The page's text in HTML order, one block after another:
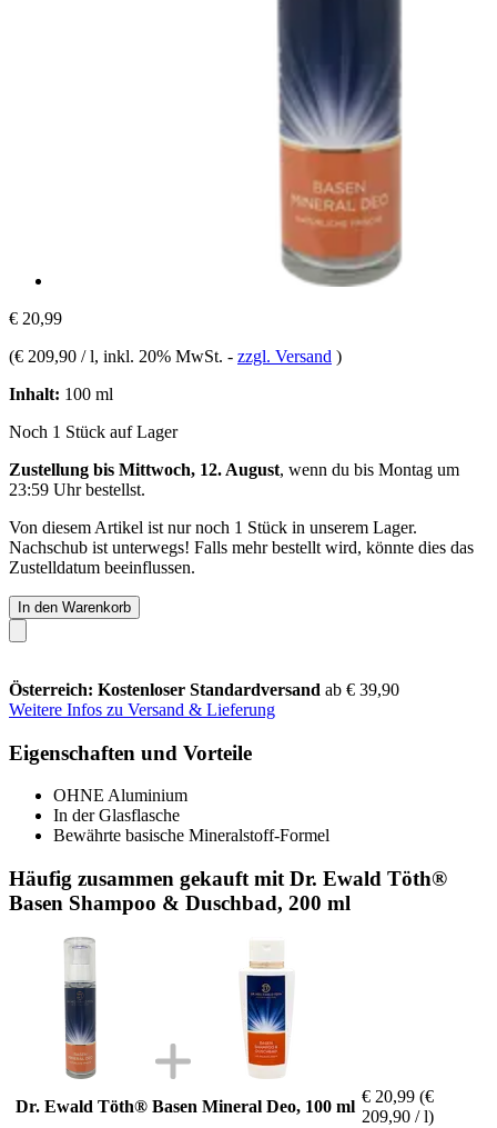
€ 20,99
(€ 209,90 / l, inkl. 20% MwSt. - zzgl. Versand )
Inhalt: 100 ml
Noch 1 Stück auf Lager
Zustellung bis Mittwoch, 12. August, wenn du bis Montag um
23:59 Uhrbestellst.
Von diesem Artikel ist nur noch 1 Stück in unserem Lager.
Nachschub ist unterwegs! Falls mehr bestellt wird, könnte dies das
Zustelldatum beeinflussen.
In den Warenkorb
Österreich: Kostenloser Standardversand ab € 39,90
Weitere Infos zu Versand & Lieferung
Eigenschaften und Vorteile
OHNE Aluminium
In der Glasflasche
Bewährte basische Mineralstoff-Formel
Häufig zusammen gekauft mit Dr. Ewald Töth®
Basen Shampoo & Duschbad, 200 ml
Dr. Ewald Töth® Basen Mineral Deo, 100 ml
€ 20,99 (€
209,90 / l)